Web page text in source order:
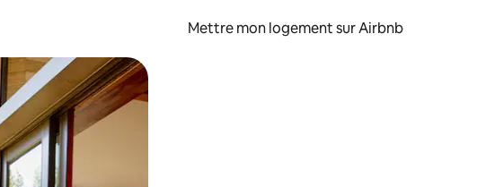
Mettre mon logement sur Airbnb